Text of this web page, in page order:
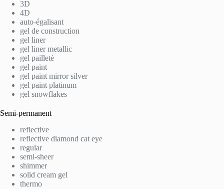
3D
4D
auto-égalisant
gel de construction
gel liner
gel liner metallic
gel pailleté
gel paint
gel paint mirror silver
gel paint platinum
gel snowflakes
Semi-permanent
reflective
reflective diamond cat eye
regular
semi-sheer
shimmer
solid cream gel
thermo